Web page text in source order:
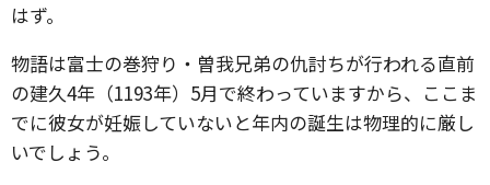
はず。
物語は富士の巻狩り・曽我兄弟の仇討ちが行われる直前
の建久4年（1193年）5月で終わっていますから、ここま
でに彼女が妊娠していないと年内の誕生は物理的に厳し
いでしょう。